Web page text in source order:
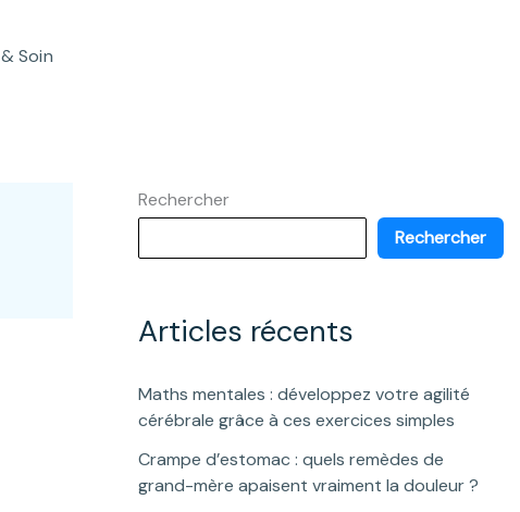
Soin
Rechercher
Rechercher
Articles récents
Maths mentales : développez votre agilité
cérébrale grâce à ces exercices simples
Crampe d’estomac : quels remèdes de
grand-mère apaisent vraiment la douleur ?